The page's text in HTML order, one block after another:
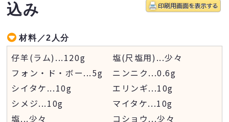
込み
材料／2人分
仔羊(ラム)...120g 塩(尺塩用)...少々
フォン・ド・ボー...5g ニンニク...0.6g
シイタケ...10g エリンギ...10g
シメジ...10g マイタケ...10g
塩...少々 コショウ...少々